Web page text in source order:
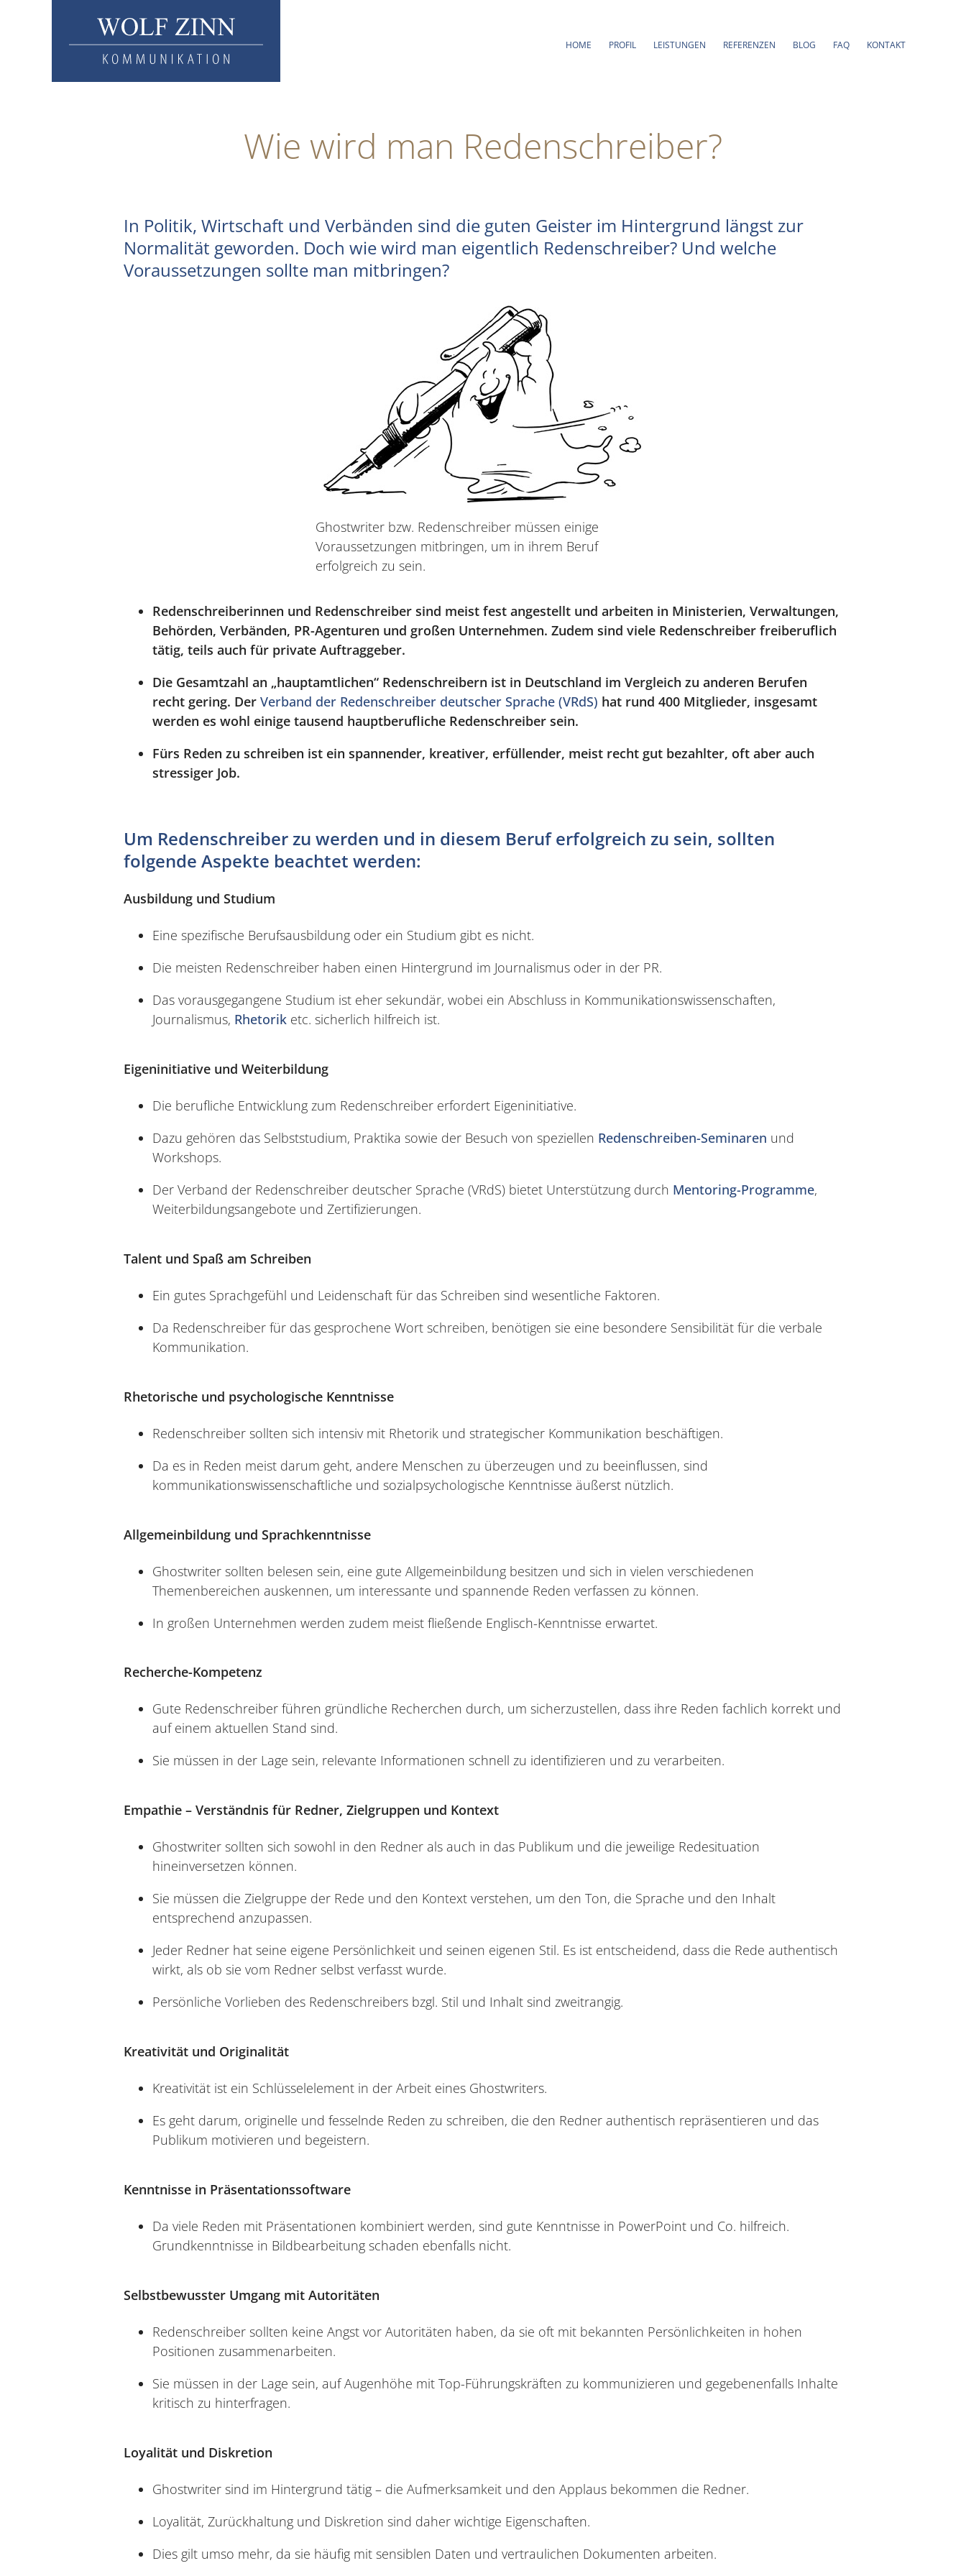
HOME PROFIL LEISTUNGEN REFERENZEN BLOG FAQ KONTAKT
Wie wird man Redenschreiber?
In Politik, Wirtschaft und Verbänden sind die guten Geister im Hintergrund längst zur
Normalität geworden. Doch wie wird man eigentlich Redenschreiber? Und welche
Voraussetzungen sollte man mitbringen?
Ghostwriter bzw. Redenschreiber müssen einige
Voraussetzungen mitbringen, um in ihrem Beruf
erfolgreich zu sein.
Redenschreiberinnen und Redenschreiber sind meist fest angestellt und arbeiten in Ministerien, Verwaltungen,
Behörden, Verbänden, PR-Agenturen und großen Unternehmen. Zudem sind viele Redenschreiber freiberuflich
tätig, teils auch für private Auftraggeber.
Die Gesamtzahl an „hauptamtlichen“ Redenschreibern ist in Deutschland im Vergleich zu anderen Berufen
recht gering. Der Verband der Redenschreiber deutscher Sprache (VRdS) hat rund 400 Mitglieder, insgesamt
werden es wohl einige tausend hauptberufliche Redenschreiber sein.
Fürs Reden zu schreiben ist ein spannender, kreativer, erfüllender, meist recht gut bezahlter, oft aber auch
stressiger Job.
Um Redenschreiber zu werden und in diesem Beruf erfolgreich zu sein, sollten
folgende Aspekte beachtet werden:
Ausbildung und Studium
Eine spezifische Berufsausbildung oder ein Studium gibt es nicht.
Die meisten Redenschreiber haben einen Hintergrund im Journalismus oder in der PR.
Das vorausgegangene Studium ist eher sekundär, wobei ein Abschluss in Kommunikationswissenschaften,
Journalismus, Rhetorik etc. sicherlich hilfreich ist.
Eigeninitiative und Weiterbildung
Die berufliche Entwicklung zum Redenschreiber erfordert Eigeninitiative.
Dazu gehören das Selbststudium, Praktika sowie der Besuch von speziellen Redenschreiben-Seminaren und
Workshops.
Der Verband der Redenschreiber deutscher Sprache (VRdS) bietet Unterstützung durch Mentoring-Programme,
Weiterbildungsangebote und Zertifizierungen.
Talent und Spaß am Schreiben
Ein gutes Sprachgefühl und Leidenschaft für das Schreiben sind wesentliche Faktoren.
Da Redenschreiber für das gesprochene Wort schreiben, benötigen sie eine besondere Sensibilität für die verbale
Kommunikation.
Rhetorische und psychologische Kenntnisse
Redenschreiber sollten sich intensiv mit Rhetorik und strategischer Kommunikation beschäftigen.
Da es in Reden meist darum geht, andere Menschen zu überzeugen und zu beeinflussen, sind
kommunikationswissenschaftliche und sozialpsychologische Kenntnisse äußerst nützlich.
Allgemeinbildung und Sprachkenntnisse
Ghostwriter sollten belesen sein, eine gute Allgemeinbildung besitzen und sich in vielen verschiedenen
Themenbereichen auskennen, um interessante und spannende Reden verfassen zu können.
In großen Unternehmen werden zudem meist fließende Englisch-Kenntnisse erwartet.
Recherche-Kompetenz
Gute Redenschreiber führen gründliche Recherchen durch, um sicherzustellen, dass ihre Reden fachlich korrekt und
auf einem aktuellen Stand sind.
Sie müssen in der Lage sein, relevante Informationen schnell zu identifizieren und zu verarbeiten.
Empathie – Verständnis für Redner, Zielgruppen und Kontext
Ghostwriter sollten sich sowohl in den Redner als auch in das Publikum und die jeweilige Redesituation
hineinversetzen können.
Sie müssen die Zielgruppe der Rede und den Kontext verstehen, um den Ton, die Sprache und den Inhalt
entsprechend anzupassen.
Jeder Redner hat seine eigene Persönlichkeit und seinen eigenen Stil. Es ist entscheidend, dass die Rede authentisch
wirkt, als ob sie vom Redner selbst verfasst wurde​.
Persönliche Vorlieben des Redenschreibers bzgl. Stil und Inhalt sind zweitrangig.
Kreativität und Originalität
Kreativität ist ein Schlüsselelement in der Arbeit eines Ghostwriters.
Es geht darum, originelle und fesselnde Reden zu schreiben, die den Redner authentisch repräsentieren und das
Publikum motivieren und begeistern.
Kenntnisse in Präsentationssoftware
Da viele Reden mit Präsentationen kombiniert werden, sind gute Kenntnisse in PowerPoint und Co. hilfreich.
Grundkenntnisse in Bildbearbeitung schaden ebenfalls nicht.
Selbstbewusster Umgang mit Autoritäten
Redenschreiber sollten keine Angst vor Autoritäten haben, da sie oft mit bekannten Persönlichkeiten in hohen
Positionen zusammenarbeiten.
Sie müssen in der Lage sein, auf Augenhöhe mit Top-Führungskräften zu kommunizieren und gegebenenfalls Inhalte
kritisch zu hinterfragen​​​​.
Loyalität und Diskretion
Ghostwriter sind im Hintergrund tätig – die Aufmerksamkeit und den Applaus bekommen die Redner.
Loyalität, Zurückhaltung und Diskretion sind daher wichtige Eigenschaften.
Dies gilt umso mehr, da sie häufig mit sensiblen Daten und vertraulichen Dokumenten arbeiten.